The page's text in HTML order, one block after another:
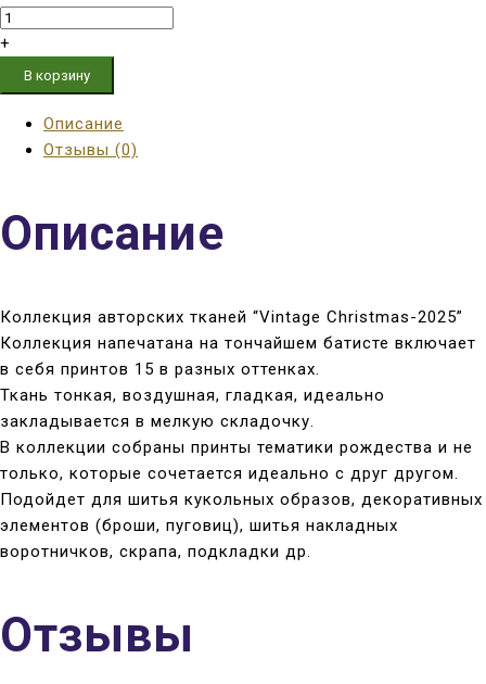
+
В корзину
Описание
Отзывы (0)
Описание
Коллекция авторских тканей “Vintage Christmas-2025”
Коллекция напечатана на тончайшем батисте включает
в себя принтов 15 в разных оттенках.
Ткань тонкая, воздушная, гладкая, идеально
закладывается в мелкую складочку.
В коллекции собраны принты тематики рождества и не
только, которые сочетается идеально с друг другом.
Подойдет для шитья кукольных образов, декоративных
элементов (броши, пуговиц), шитья накладных
воротничков, скрапа, подкладки др.
Отзывы